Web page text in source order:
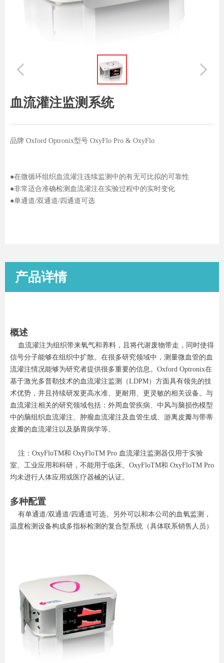
ꁆ ꁇ
血流灌注监测系统
品牌 Oxford Optronix型号 OxyFlo Pro & OxyFlo
●在微循环组织血流灌注连续监测中的有无可比拟的可靠性
●非常适合准确检测血流灌注在实验过程中的实时变化
●单通道/双通道/四通道可选
产品详情
概述
血流灌注为组织带来氧气和养料，且将代谢废物带走，同时使得
信号分子能够在组织中扩散。在很多研究领域中，测量微血管的血
流灌注情况能够为研究者提供很多重要的信息。Oxford Optronix在
基于激光多普勒技术的血流灌注监测（LDPM）方面具有领先的技
术优势，并且持续研发更高水准、更耐用、更灵敏的相关设备。与
血流灌注相关的研究领域包括：外周血管疾病、中风与脑损伤模型
中的脑组织血流灌注、肿瘤血流灌注及血管生成、游离皮瓣与带蒂
皮瓣的血流灌注以及肠胃病学等。
注：OxyFloTM和 OxyFloTM Pro 血流灌注监测器仅用于实验
室、工业应用和科研，不能用于临床。OxyFloTM和 OxyFloTM Pro
均未进行人体应用或医疗器械的认证。
多种配置
有单通道/双通道/四通道可选。另外可以和本公司的血氧监测，
温度检测设备构成多指标检测的复合型系统（具体联系销售人员）